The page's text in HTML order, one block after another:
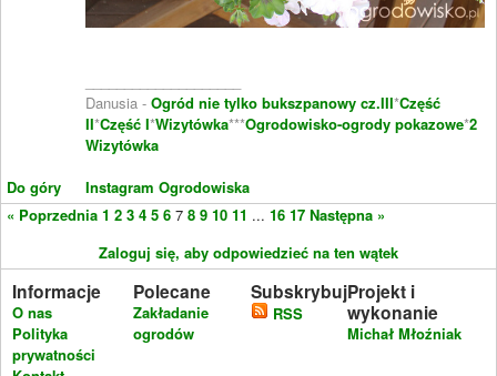
Do góry
Danusia - Ogród nie tylko bukszpanowy cz.III*Część
II*Część I*Wizytówka***Ogrodowisko-ogrody pokazowe*2
Wizytówka
Instagram Ogrodowiska
« Poprzednia 1 2 3 4 5 6 7 8 9 10 11 ... 16 17 Następna »
Zaloguj się, aby odpowiedzieć na ten wątek
Informacje
O nas
Polityka
prywatności
Polecane
Zakładanie
ogrodów
Subskrybuj
RSS
Projekt i
wykonanie
Michał Młoźniak